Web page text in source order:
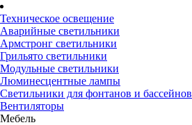
Техническое освещение
Аварийные светильники
Армстронг светильники
Грильято светильники
Модульные светильники
Люминесцентные лампы
Светильники для фонтанов и бассейнов
Вентиляторы
Мебель